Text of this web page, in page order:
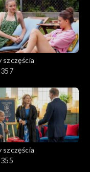
szczęścia
szczęścia